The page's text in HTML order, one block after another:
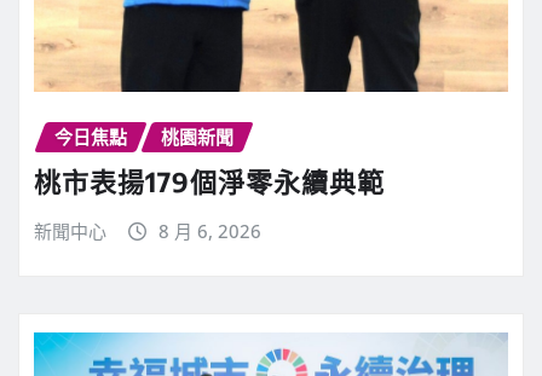
今日焦點 桃園新聞
桃市表揚179個淨零永續典範
新聞中心 8 月 6, 2026